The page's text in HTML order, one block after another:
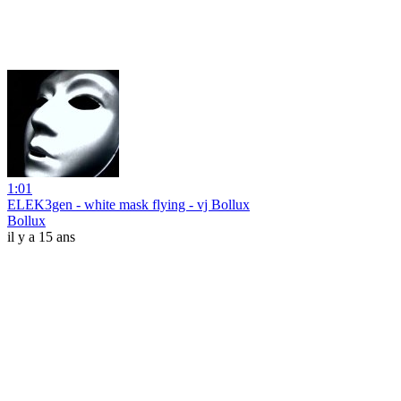
1:01
ELEK3gen - white mask flying - vj Bollux
Bollux
il y a 15 ans